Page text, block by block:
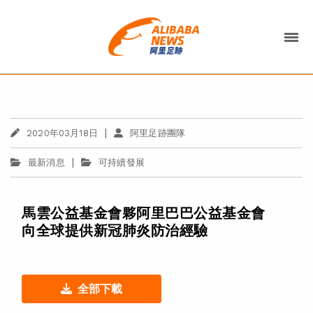
2020年03月18日 | 阿里足跡團隊
最新消息 | 可持續發展
馬雲公益基金會夥阿里巴巴公益基金會
向全球提供新冠肺炎防治經驗
全部下載